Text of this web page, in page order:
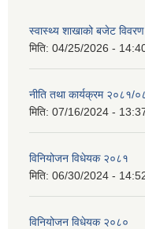
स्वास्थ्य शाखाको बजेट विवरण
मिति: 04/25/2026 -
नीति तथा कार्यक्रम २०८१/
मिति: 07/16/2024 -
विनियोजन विधेयक २०८१
मिति: 06/30/2024 -
विनियोजन विधेयक २०८०